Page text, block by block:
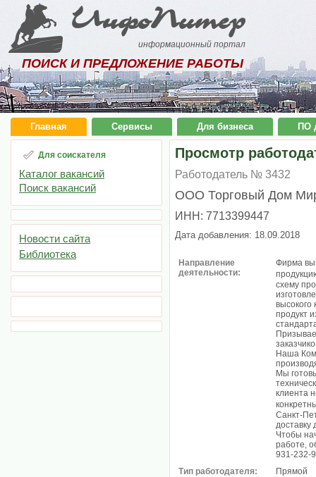
ИнфоПитер
информационный портал
ПОИСК И ПРЕДЛОЖЕНИЕ РАБОТЫ
Главная Сервисы Для бизнеса ПО
Для соискателя
Каталог вакансий
Поиск вакансий
Новости сайта
Библиотека
Просмотр
Работодатель № 3432
ООО Торговый Дом
ИНН: 7713399447
Дата добавления: 18.09.2018
Направление
деятельности:
Фирма
схему
высокого
продукт
Наша
Мы
клиента
Санкт-
доставку
Чтобы
работе,
931-232-
Тип работодателя:
Прямой